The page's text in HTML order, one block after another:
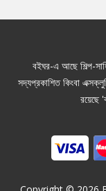
বইঘর-এ আছে শিল্প-
সদ্যপ্রকাশিত কিংবা
রয়েছে